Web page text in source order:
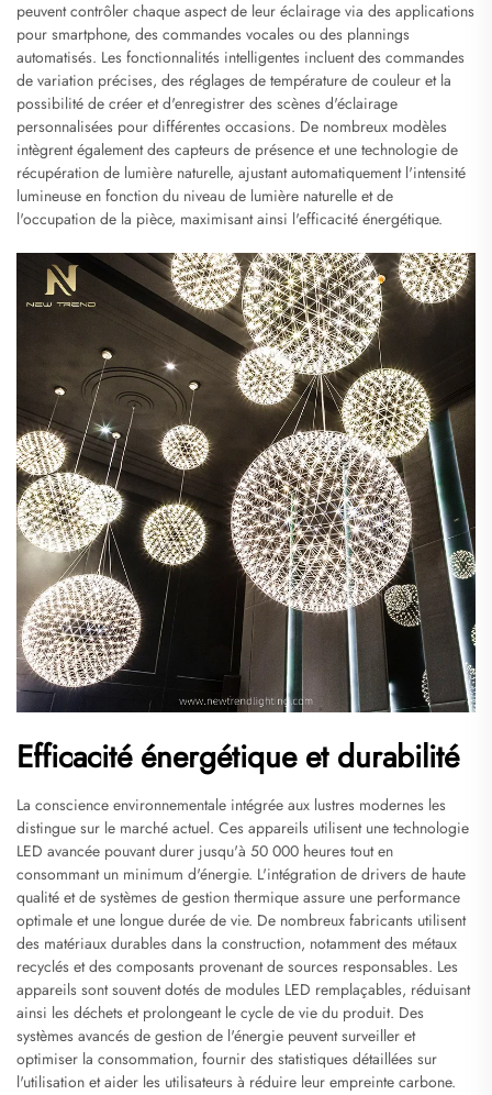
peuvent contrôler chaque aspect de leur éclairage via des applications
pour smartphone, des commandes vocales ou des plannings
automatisés. Les fonctionnalités intelligentes incluent des commandes
de variation précises, des réglages de température de couleur et la
possibilité de créer et d'enregistrer des scènes d'éclairage
personnalisées pour différentes occasions. De nombreux modèles
intègrent également des capteurs de présence et une technologie de
récupération de lumière naturelle, ajustant automatiquement l'intensité
lumineuse en fonction du niveau de lumière naturelle et de
l'occupation de la pièce, maximisant ainsi l'efficacité énergétique.
Efficacité énergétique et durabilité
La conscience environnementale intégrée aux lustres modernes les
distingue sur le marché actuel. Ces appareils utilisent une technologie
LED avancée pouvant durer jusqu'à 50 000 heures tout en
consommant un minimum d'énergie. L'intégration de drivers de haute
qualité et de systèmes de gestion thermique assure une performance
optimale et une longue durée de vie. De nombreux fabricants utilisent
des matériaux durables dans la construction, notamment des métaux
recyclés et des composants provenant de sources responsables. Les
appareils sont souvent dotés de modules LED remplaçables, réduisant
ainsi les déchets et prolongeant le cycle de vie du produit. Des
systèmes avancés de gestion de l'énergie peuvent surveiller et
optimiser la consommation, fournir des statistiques détaillées sur
l'utilisation et aider les utilisateurs à réduire leur empreinte carbone.